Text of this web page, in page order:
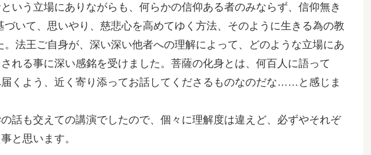
いう立場にありながらも、何らかの信仰ある者のみならず、信仰無き
づいて、思いやり、慈悲心を高めてゆく方法、そのように生きる為の教
。法王ご自身が、深い深い他者への理解によって、どのような立場にあ
れる事に深い感銘を受けました。菩薩の化身とは、何百人に語って
くよう、近く寄り添ってお話してくださるものなのだな……と感じま
話も交えての講演でしたので、個々に理解度は違えど、必ずやそれぞ
と思います。